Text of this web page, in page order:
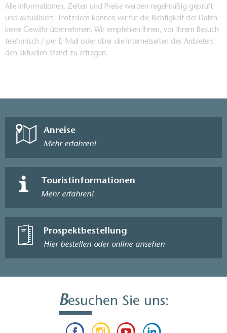
Alle Informationen, Zeiten und Preise werden regelmäßig geprüft
und aktualisiert. Trotzdem können wir für die Richtigkeit der Daten
keine Gewähr übernehmen. Wir empfehlen Ihnen, vor Ihrem Besuch
telefonisch / per E-Mail oder über die Internetseiten des Anbieters
den aktuellen Stand zu erfragen.
Anreise
Mehr erfahren!
Touristinformationen
Mehr erfahren!
Prospektbestellung
Hier bestellen oder online ansehen
Besuchen Sie uns: